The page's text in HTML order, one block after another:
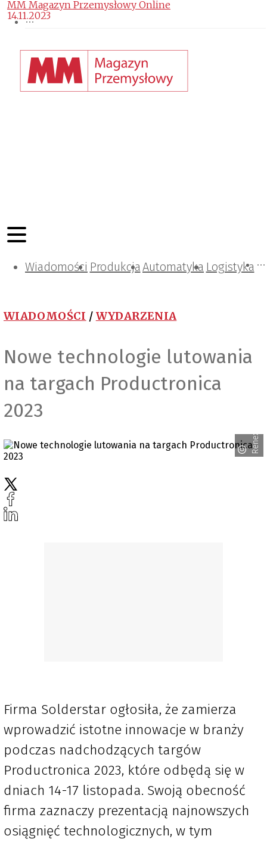
Wiadomości ProdukcjaAutomatyka Logistyka
Projektowanie i konstrukcje
Zarządzanie i IT
Tematy specjalne
WIADOMOŚCI / WYDARZENIA
Nowe technologie lutowania
na targach Productronica
2023
Renex
MM Magazyn Przemysłowy Online
14.11.2023
Firma Solderstar ogłosiła, że zamierza
wprowadzić istotne innowacje w branży
podczas nadchodzących targów
Productronica 2023, które odbędą się w
dniach 14-17 listopada. Swoją obecność
firma zaznaczy prezentacją najnowszych
osiągnięć technologicznych, w tym